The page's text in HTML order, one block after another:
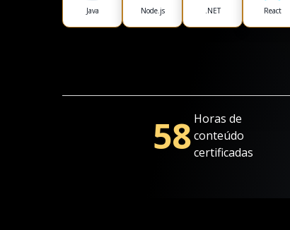
Java Node.js .NET React
58 Horas de
conteúdo
certificadas